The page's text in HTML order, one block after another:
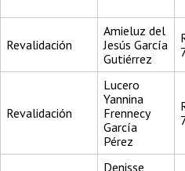
Revalidación
Amieluz del
Jesús García
Gutiérrez
Revalidación
Lucero
Yannina
Frennecy
García
Pérez
Denisse